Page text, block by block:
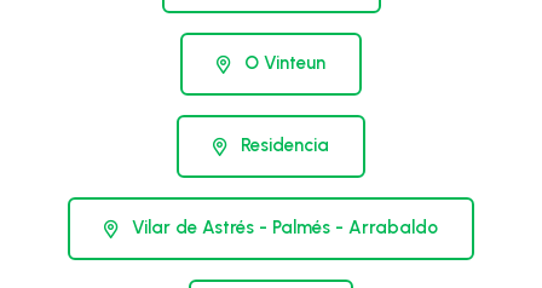
O Vinteun
Residencia
Vilar de Astrés - Palmés - Arrabaldo